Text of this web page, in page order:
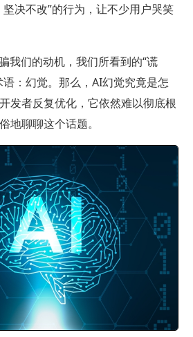
决不改”的行为，让不少用户哭笑
我们的动机，我们所看到的“谎
：幻觉。那么，AI幻觉究竟是怎
发者反复优化，它依然难以彻底根
地聊聊这个话题。